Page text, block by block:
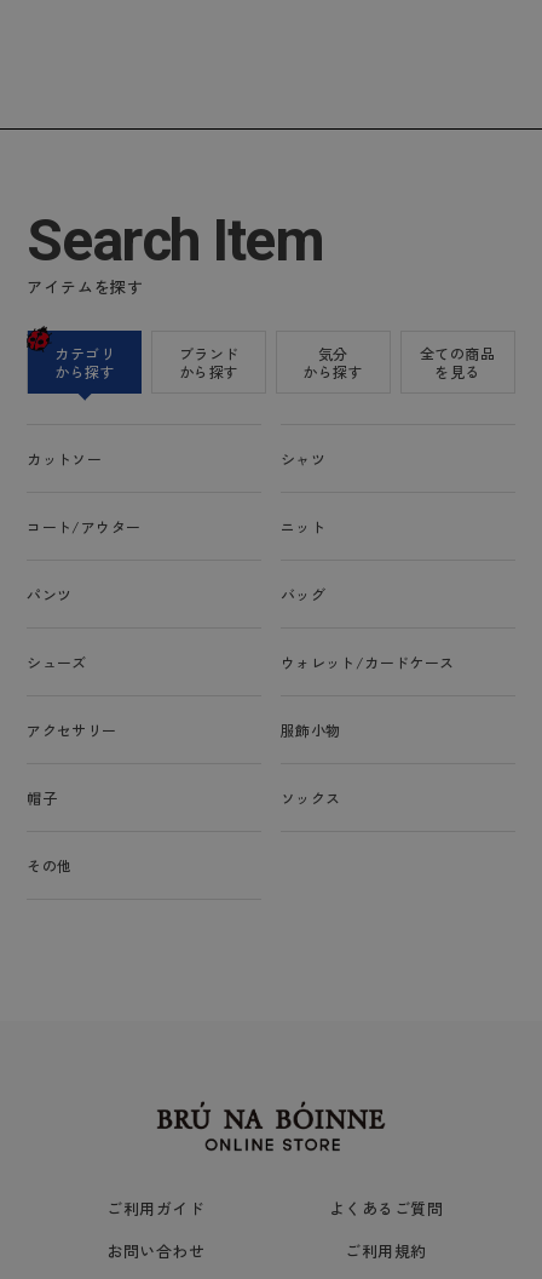
Search Item
アイテムを探す
カテゴリ
から探す
ブランド
から探す
気分
から探す
全ての商品
を見る
カットソー シャツ
コート/アウター ニット
パンツ バッグ
シューズ ウォレット/カードケース
アクセサリー 服飾小物
帽子 ソックス
その他
ご利用ガイド
よくあるご質問
お問い合わせ
ご利用規約